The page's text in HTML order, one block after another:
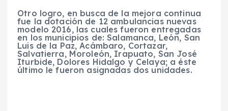
Otro logro, en busca de la mejora continua
fue la dotación de 12 ambulancias nuevas
modelo 2016, las cuales fueron entregadas
en los municipios de: Salamanca, León, San
Luis de la Paz, Acámbaro, Cortazar,
Salvatierra, Moroleón, Irapuato, San José
Iturbide, Dolores Hidalgo y Celaya; a éste
último le fueron asignadas dos unidades.